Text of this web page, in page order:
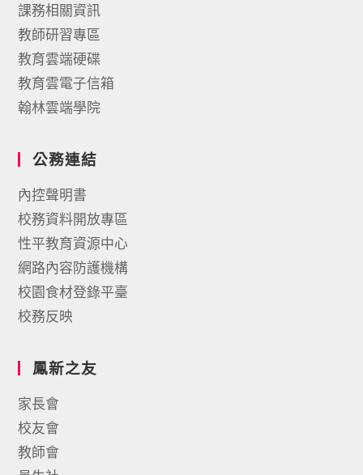
課務相關資訊
教師研習專區
教育雲端硬碟
教育雲電子信箱
翰林雲端學院
公務連結
內控聲明書
校務資料開放專區
性平教育資源中心
網路內容防護機構
校園食材登錄平臺
校務反映
鳳新之友
家長會
校友會
教師會